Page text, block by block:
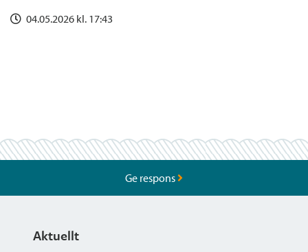
04.05.2026 kl. 17:43
Ge respons
Aktuellt